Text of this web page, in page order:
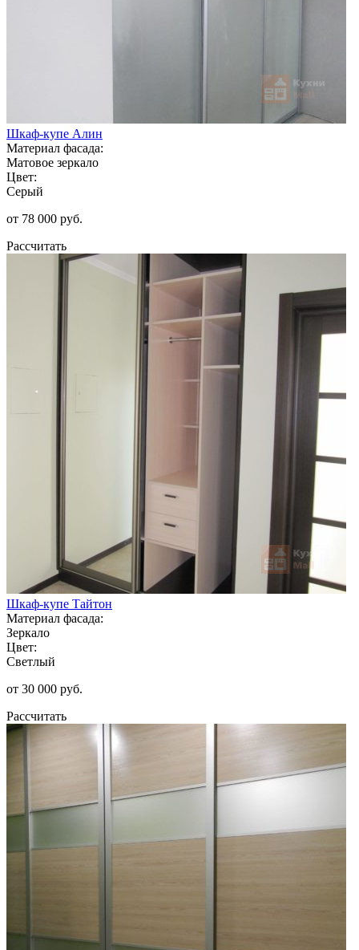
Шкаф-купе Алин
Материал фасада:
Матовое зеркало
Цвет:
Серый
от 78 000 руб.
Рассчитать
Шкаф-купе Тайтон
Материал фасада:
Зеркало
Цвет:
Светлый
от 30 000 руб.
Рассчитать